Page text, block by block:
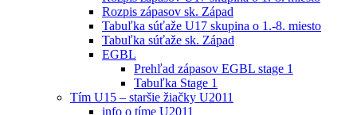
Rozpis zápasov sk. Západ
Tabuľka súťaže U17 skupina o 1.-8. miesto
Tabuľka súťaže sk. Západ
EGBL
Prehľad zápasov EGBL stage 1
Tabuľka Stage 1
Tím U15 – staršie žiačky U2011
info o tíme U2011